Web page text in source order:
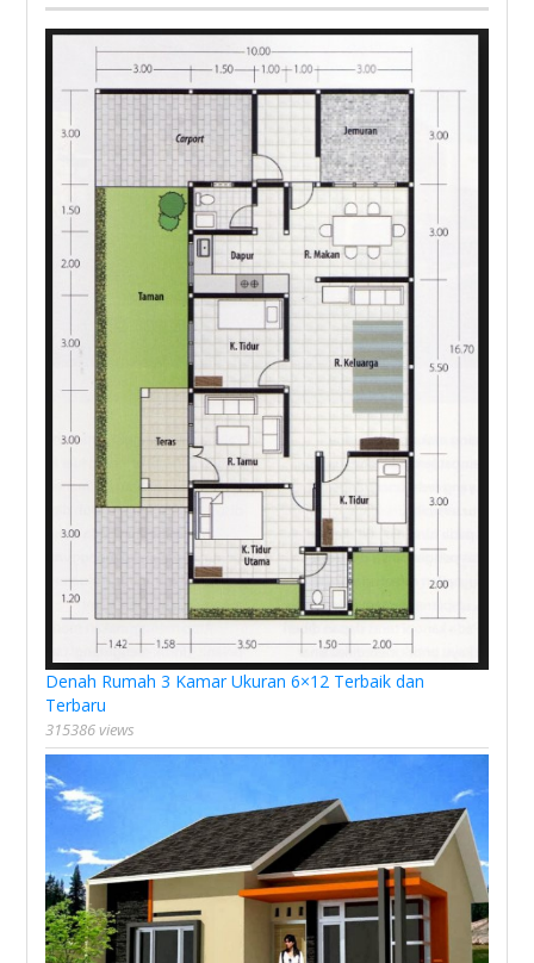
Denah Rumah 3 Kamar Ukuran 6×12 Terbaik dan
Terbaru
315386 views